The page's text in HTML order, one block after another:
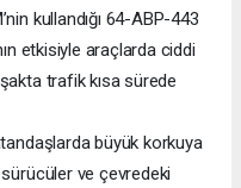
kullandığı 64-ABP-443
etkisiyle araçlarda ciddi
trafik kısa sürede
büyük korkuya
ve çevredeki